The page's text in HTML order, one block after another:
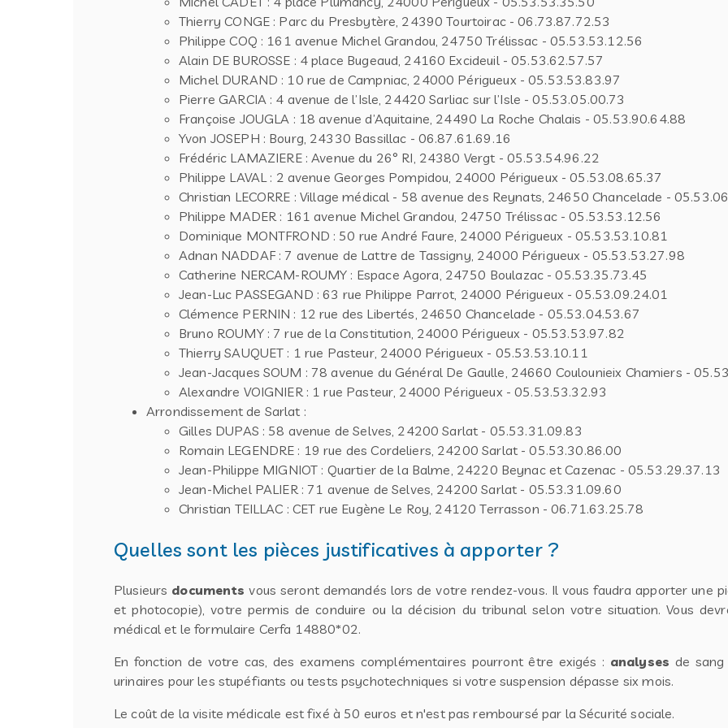
Thierry CONGE : Parc du Presbytère, 24390 Tourtoirac - 06.73.87.72.53
Philippe COQ : 161 avenue Michel Grandou, 24750 Trélissac - 05.53.53.12.56
Alain DE BUROSSE : 4 place Bugeaud, 24160 Excideuil - 05.53.62.57.57
Michel DURAND : 10 rue de Campniac, 24000 Périgueux - 05.53.53.83.97
Pierre GARCIA : 4 avenue de l’Isle, 24420 Sarliac sur l’Isle - 05.53.05.00.73
Françoise JOUGLA : 18 avenue d’Aquitaine, 24490 La Roche Chalais - 05.53.90.64.88
Yvon JOSEPH : Bourg, 24330 Bassillac - 06.87.61.69.16
Frédéric LAMAZIERE : Avenue du 26° RI, 24380 Vergt - 05.53.54.96.22
Philippe LAVAL : 2 avenue Georges Pompidou, 24000 Périgueux - 05.53.08.65.37
Christian LECORRE : Village médical - 58 avenue des Reynats, 24650 Chancelade -
Philippe MADER : 161 avenue Michel Grandou, 24750 Trélissac - 05.53.53.12.56
Dominique MONTFROND : 50 rue André Faure, 24000 Périgueux - 05.53.53.10.81
Adnan NADDAF : 7 avenue de Lattre de Tassigny, 24000 Périgueux - 05.53.53.27.98
Catherine NERCAM-ROUMY : Espace Agora, 24750 Boulazac - 05.53.35.73.45
Jean-Luc PASSEGAND : 63 rue Philippe Parrot, 24000 Périgueux - 05.53.09.24.01
Clémence PERNIN : 12 rue des Libertés, 24650 Chancelade - 05.53.04.53.67
Bruno ROUMY : 7 rue de la Constitution, 24000 Périgueux - 05.53.53.97.82
Thierry SAUQUET : 1 rue Pasteur, 24000 Périgueux - 05.53.53.10.11
Jean-Jacques SOUM : 78 avenue du Général De Gaulle, 24660 Coulounieix Chamiers -
Alexandre VOIGNIER : 1 rue Pasteur, 24000 Périgueux - 05.53.53.32.93
Arrondissement de Sarlat :
Gilles DUPAS : 58 avenue de Selves, 24200 Sarlat - 05.53.31.09.83
Romain LEGENDRE : 19 rue des Cordeliers, 24200 Sarlat - 05.53.30.86.00
Jean-Philippe MIGNIOT : Quartier de la Balme, 24220 Beynac et Cazenac - 05.53.29.37.13
Jean-Michel PALIER : 71 avenue de Selves, 24200 Sarlat - 05.53.31.09.60
Christian TEILLAC : CET rue Eugène Le Roy, 24120 Terrasson - 06.71.63.25.78
Quelles sont les pièces justificatives à apporter ?
Plusieurs documents vous seront demandés lors de votre rendez-vous. Il vous faudra apporter une
et photocopie), votre permis de conduire ou la décision du tribunal selon votre situation. Vous
médical et le formulaire Cerfa 14880*02.
En fonction de votre cas, des examens complémentaires pourront être exigés : analyses de
urinaires pour les stupéfiants ou tests psychotechniques si votre suspension dépasse six mois.
Le coût de la visite médicale est fixé à 50 euros et n'est pas remboursé par la Sécurité sociale.